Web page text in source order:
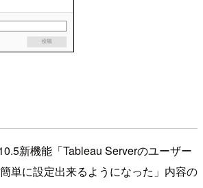
新機能「Tableau Serverのユーザー
単に設定出来るようになった」内容の